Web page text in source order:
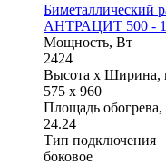
Биметаллический
АНТРАЦИТ 500 -
Мощность, Вт
2424
Высота x Ширина,
575 x 960
Площадь
24.24
Тип подключения
боковое